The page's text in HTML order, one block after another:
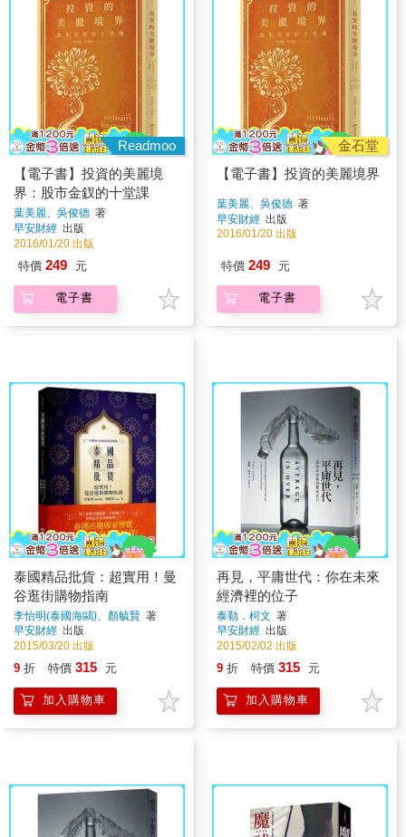
Readmoo
【電子書】投資的美麗境
界：股市金釵的十堂課
葉美麗、吳俊德 著
早安財經 出版
2016/01/20 出版
特價 249 元
電子書
金石堂
【電子書】投資的美麗境界
葉美麗、吳俊德 著
早安財經 出版
2016/01/20 出版
特價 249 元
電子書
泰國精品批貨：超實用！曼
谷逛街購物指南
李怡明(泰國海鷗)、顏毓賢 著
早安財經 出版
2015/03/20 出版
9 折 特價 315 元
加入購物車
再見，平庸世代：你在未來
經濟裡的位子
泰勒．柯文 著
早安財經 出版
2015/02/02 出版
9 折 特價 315 元
加入購物車